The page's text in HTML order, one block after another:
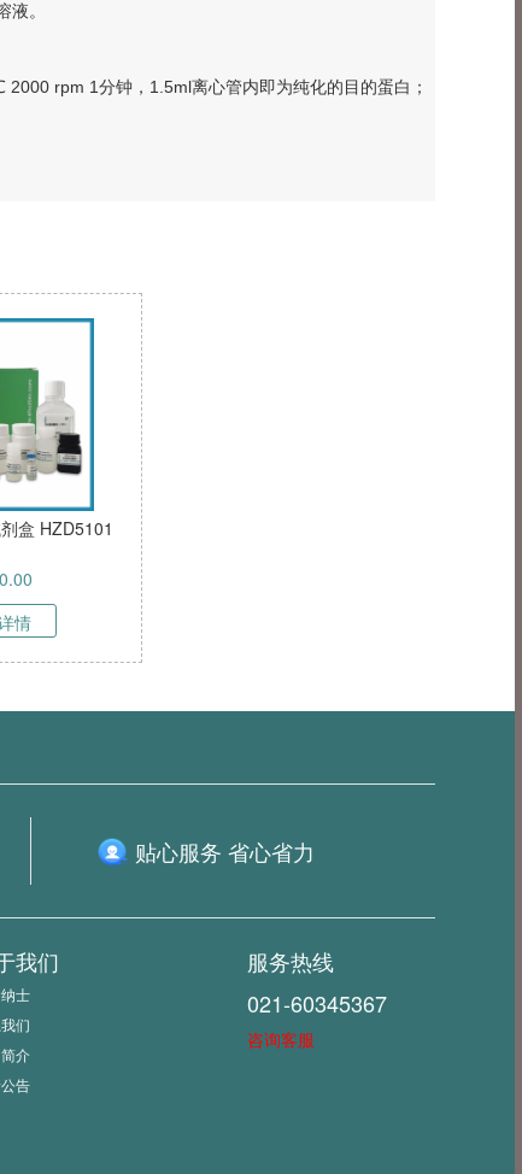
。
rpm 1分钟，1.5ml离心管内即为纯化的目的蛋白；
盒 HZD5101
情
贴心服务 省心省力
我们
士
们
介
告
服务热线
021-60345367
咨询客服